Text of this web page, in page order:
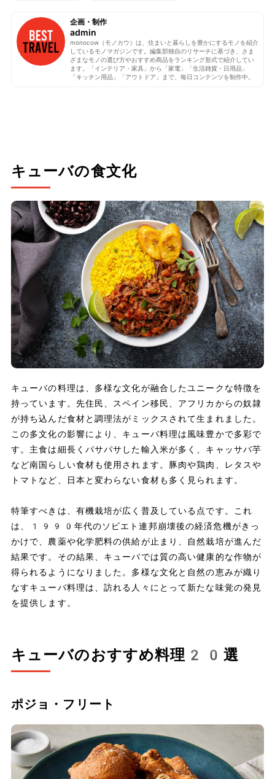
企画・制作
admin
monocow（モノカウ）は、住まいと暮らしを豊かにするモノを紹介
しているモノマガジンです。編集部独自のリサーチに基づき、さま
ざまなモノの選び方やおすすめ商品をランキング形式で紹介してい
ます。「インテリア・家具」から「家電」「生活雑貨・日用品」
「キッチン用品」「アウトドア」まで、毎日コンテンツを制作中。
キューバの食文化
キューバの料理は、多様な文化が融合したユニークな特徴を
持っています。先住民、スペイン移民、アフリカからの奴隷
が持ち込んだ食材と調理法がミックスされて生まれました。
この多文化の影響により、キューバ料理は風味豊かで多彩で
す。主食は細長くパサパサした輸入米が多く、キャッサバ芋
など南国らしい食材も使用されます。豚肉や鶏肉、レタスや
トマトなど、日本と変わらない食材も多く見られます。
特筆すべきは、有機栽培が広く普及している点です。これ
は、1990年代のソビエト連邦崩壊後の経済危機がきっ
かけで、農薬や化学肥料の供給が止まり、自然栽培が進んだ
結果です。その結果、キューバでは質の高い健康的な作物が
得られるようになりました。多様な文化と自然の恵みが織り
なすキューバ料理は、訪れる人々にとって新たな味覚の発見
を提供します。
キューバのおすすめ料理20選
ポジョ・フリート